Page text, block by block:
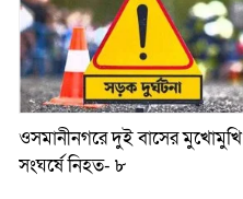
ওসমানীনগরে দুই বাসের মুখোমুখি
সংঘর্ষে নিহত- ৮